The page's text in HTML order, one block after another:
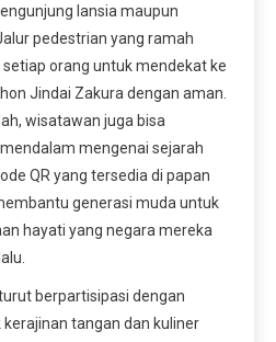
lansia maupun
pedestrian yang ramah
orang untuk mendekat ke
Jindai Zakura dengan aman.
wisatawan juga bisa
mengenai sejarah
QR yang tersedia di papan
generasi muda untuk
hayati yang negara mereka
berpartisipasi dengan
tangan dan kuliner